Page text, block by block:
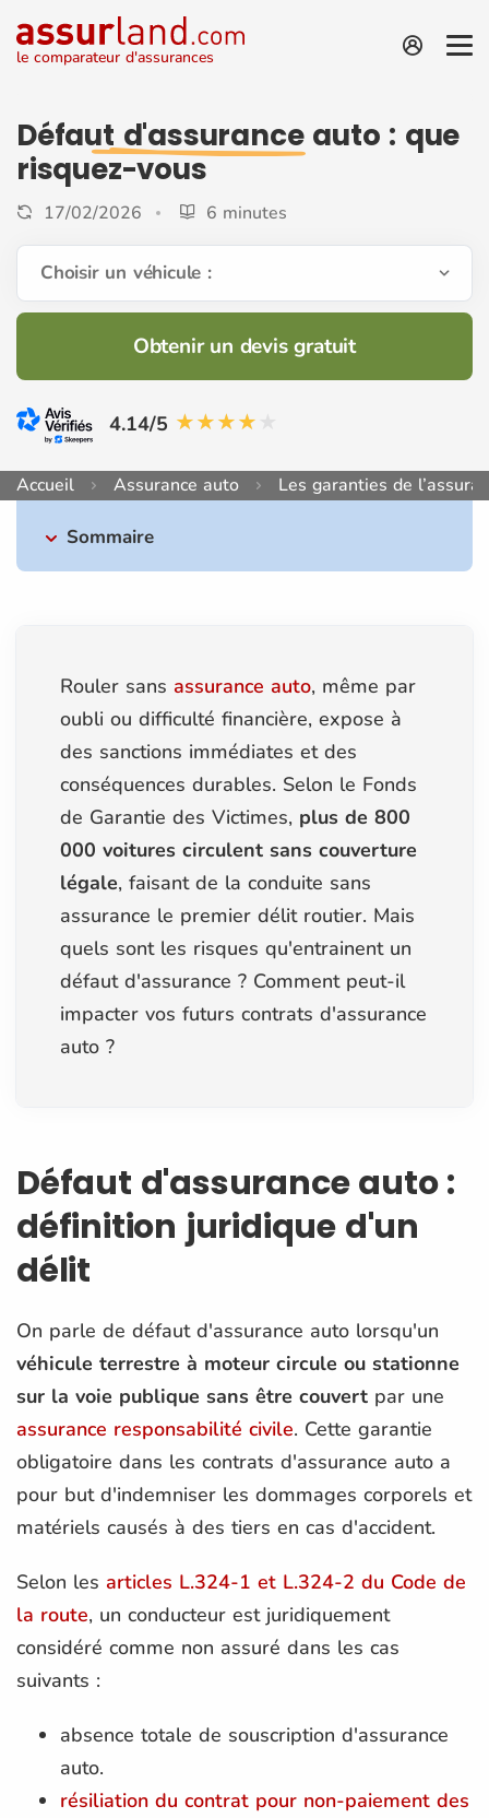
le comparateur d'assurances
Défaut d'assurance auto : que
risquez-vous
17/02/2026 6 minutes
Choisir un véhicule :
Obtenir un devis gratuit
4.14/5
Accueil Assurance auto Les garanties de
Sommaire
Rouler sans assurance auto, même par
oubli ou difficulté financière, expose à
des sanctions immédiates et des
conséquences durables. Selon le Fonds
de Garantie des Victimes, plus de 800
000 voitures circulent sans couverture
légale, faisant de la conduite sans
assurance le premier délit routier. Mais
quels sont les risques qu'entrainent un
défaut d'assurance ? Comment peut-il
impacter vos futurs contrats d'assurance
auto ?
Défaut d'assurance auto :
définition juridique d'un
délit
On parle de défaut d'assurance auto lorsqu'un
véhicule terrestre à moteur circule ou stationne
sur la voie publique sans être couvert par une
assurance responsabilité civile. Cette garantie
obligatoire dans les contrats d'assurance auto a
pour but d'indemniser les dommages corporels et
matériels causés à des tiers en cas d'accident.
Selon les articles L.324-1 et L.324-2 du Code de
la route, un conducteur est juridiquement
considéré comme non assuré dans les cas
suivants :
absence totale de souscription d'assurance
auto.
résiliation du contrat pour non-paiement des